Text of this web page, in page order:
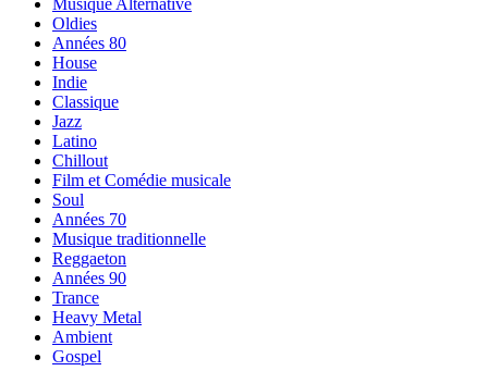
Musique Alternative
Oldies
Années 80
House
Indie
Classique
Jazz
Latino
Chillout
Film et Comédie musicale
Soul
Années 70
Musique traditionnelle
Reggaeton
Années 90
Trance
Heavy Metal
Ambient
Gospel